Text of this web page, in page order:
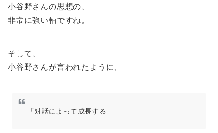
小谷野さんの思想の、
非常に強い軸ですね。
そして、
小谷野さんが言われたように、
「対話によって成長する」